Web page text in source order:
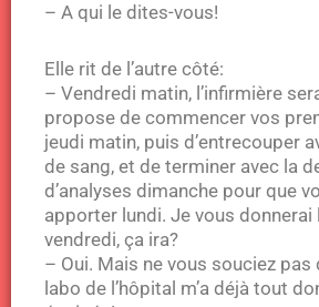
– A qui le dites-vous!
Elle rit de l’autre côté:
– Vendredi matin, l’infirmière
propose de commencer vos
jeudi matin, puis d’entrecouper
de sang, et de terminer avec la
d’analyses dimanche pour que
apporter lundi. Je vous donnerai
vendredi, ça ira?
– Oui. Mais ne vous souciez pas
labo de l’hôpital m’a déjà tout